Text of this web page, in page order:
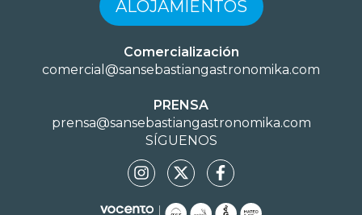
ALOJAMIENTOS
Comercialización
comercial@sansebastiangastronomika.com
PRENSA
prensa@sansebastiangastronomika.com
SÍGUENOS